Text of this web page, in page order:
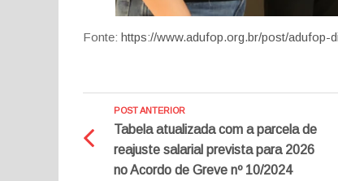
Fonte: https://www.adufop.org.br/post/
POST ANTERIOR
Tabela atualizada com a parcela de
reajuste salarial prevista para 2026
no Acordo de Greve nº 10/2024